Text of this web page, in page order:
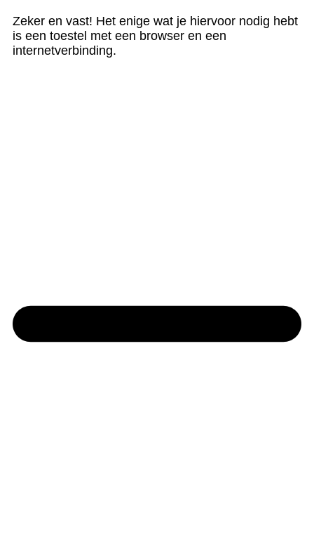
Zeker en vast! Het enige wat je hiervoor nodig hebt
is een toestel met een browser en een
internetverbinding.